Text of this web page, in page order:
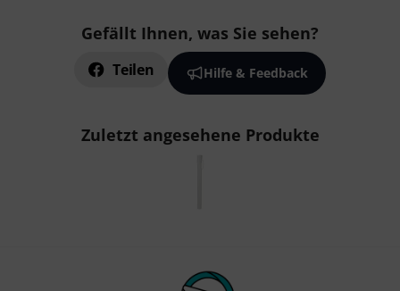
Gefällt Ihnen, was Sie sehen?
Teilen Hilfe & Feedback
Zuletzt angesehene Produkte